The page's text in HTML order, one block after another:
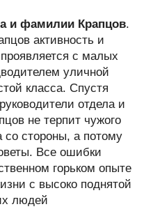
и фамилии Крапцов.
активность и
с малых
уличной
класса. Спустя
отдела и
не терпит чужого
стороны, а потому
Все ошибки
горьком опыте
с высоко поднятой
людей